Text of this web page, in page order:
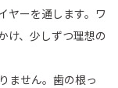
ヤーを通します。ワ
け、少しずつ理想の
ません。歯の根っ